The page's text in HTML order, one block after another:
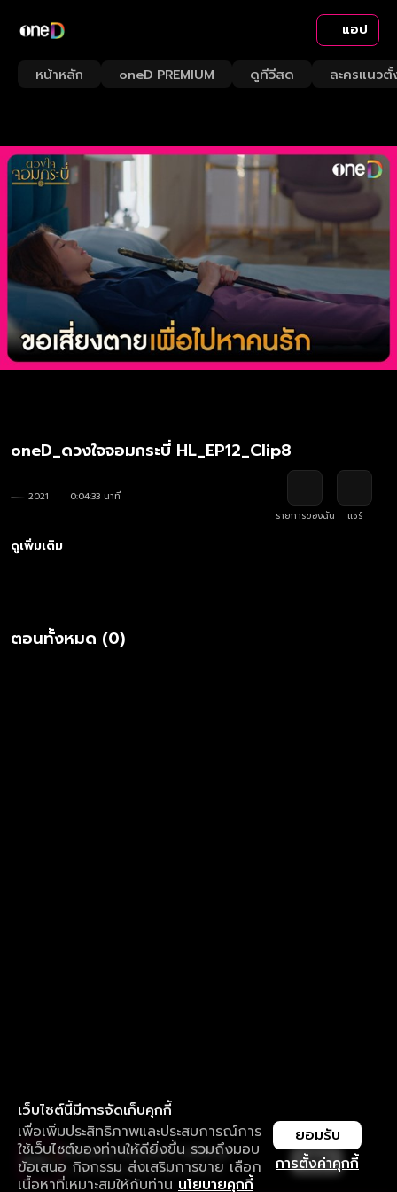
แอป
หน้าหลัก oneD PREMIUM ดูทีวีสด ละครแนวตั้
oneD_ดวงใจจอมกระบี่ HL_EP12_Clip8
2021
0:04:33 นาที
รายการของฉัน
แชร์
ดูเพิ่มเติม
ตอนทั้งหมด (0)
เว็บไซต์นี้มีการจัดเก็บคุกกี้
เพื่อเพิ่มประสิทธิภาพและประสบการณ์การ
ใช้เว็บไซต์ของท่านให้ดียิ่งขึ้น รวมถึงมอบ
ข้อเสนอ กิจกรรม ส่งเสริมการขาย เลือก
เนื้อหาที่เหมาะสมให้กับท่าน นโยบายคุกกี้
การตั้งค่าคุกกี้
ยอมรับ
ใช้งานแอป ลื่นไหลกว่า ไม่มีสะดุด
ดาวน์โหลดแอปเพื่อการรับชมที่ดีกว่า เปิด